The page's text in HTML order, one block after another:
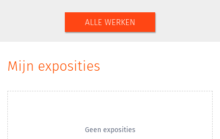
ALLE WERKEN
Mijn exposities
Geen exposities